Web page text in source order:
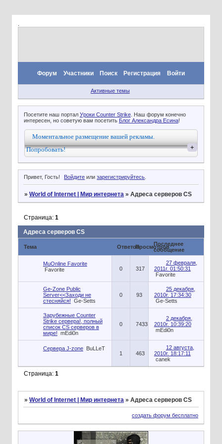
Форум Участники Поиск Регистрация Войти
Активные темы
Посетите наш портал Уроки Counter Strike. Наш форум конечно
интересен, но советую вам посетить Блог Александра Есина!
Моментальное размещение вашей рекламы.
Попробовать!
+
Привет, Гость! Войдите илизарегистрируйтесь.
» World of Internet | Мир интернета » Адреса серверов CS
Адреса серверов CS
Страница: 1
Тема ОтветовПросмотровПоследнее
сообщение
MuOnline Favorite
Favorite
0 317
27 февраля,
2011г. 01:50:31
Favorite
Ge-Zone Public
Server<<Заходи не
стесняйся! Ge-Setts
0 93
25 декабря,
2010г. 17:34:30
Ge-Setts
Зарубежные Counter
Strike сервера!, полный
список CS серверов в
мире! mEdi0n
0 7433
2 декабря,
2010г. 10:39:20
mEdi0n
Сервера J-zone
BuLLeT
1
463
12 августа,
2010г. 18:17:11
canek
Страница: 1
» World of Internet | Мир интернета » Адреса серверов CS
создать форум бесплатно